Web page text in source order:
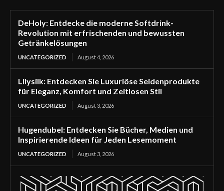
DeHoly: Entdecke die moderne Softdrink-
Revolution mit erfrischenden und bewussten
Getränkelösungen
UNCATEGORIZED August 4, 2026
Lilysilk: Entdecken Sie Luxuriöse Seidenprodukte
für Eleganz, Komfort und Zeitlosen Stil
UNCATEGORIZED August 3, 2026
Hugendubel: Entdecken Sie Bücher, Medien und
Inspirierende Ideen für Jeden Lesemoment
UNCATEGORIZED August 3, 2026